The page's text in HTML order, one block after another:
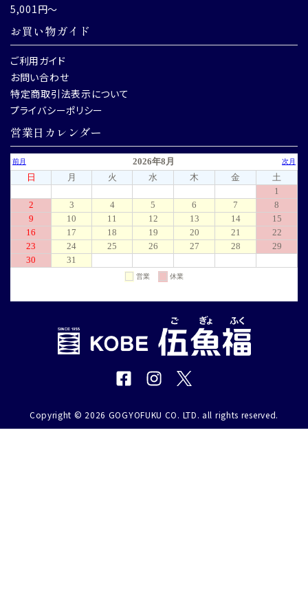
5,001円～
お買い物ガイド
ご利用ガイド
お問い合わせ
特定商取引法表示について
プライバシーポリシー
営業日カレンダー
Copyright © 2026 GOGYOFUKU CO. LTD. all rights reserved.